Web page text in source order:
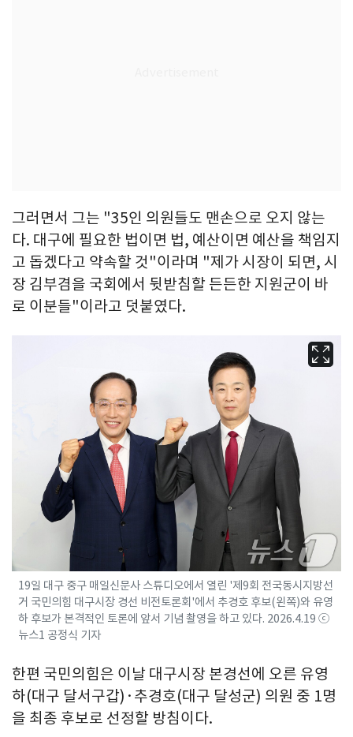
그러면서 그는 "35인 의원들도 맨손으로 오지 않는
다. 대구에 필요한 법이면 법, 예산이면 예산을 책임지
고 돕겠다고 약속할 것"이라며 "제가 시장이 되면, 시
장 김부겸을 국회에서 뒷받침할 든든한 지원군이 바
로 이분들"이라고 덧붙였다.
19일 대구 중구 매일신문사 스튜디오에서 열린 '제9회 전국동시지방선
거 국민의힘 대구시장 경선 비전토론회'에서 추경호 후보(왼쪽)와 유영
하 후보가 본격적인 토론에 앞서 기념 촬영을 하고 있다. 2026.4.19 ⓒ
뉴스1 공정식 기자
한편 국민의힘은 이날 대구시장 본경선에 오른 유영
하(대구 달서구갑)·추경호(대구 달성군) 의원 중 1명
을 최종 후보로 선정할 방침이다.